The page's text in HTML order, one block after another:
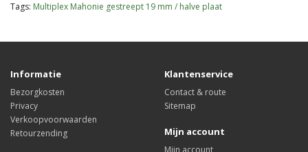
Tags: Multiplex Mahonie gestreept 19 mm / halve plaat
Informatie
Bezorgkosten
Privacy
Verkoopvoorwaarden
Retourzending
Klantenservice
Contact & route
Sitemap
Mijn account